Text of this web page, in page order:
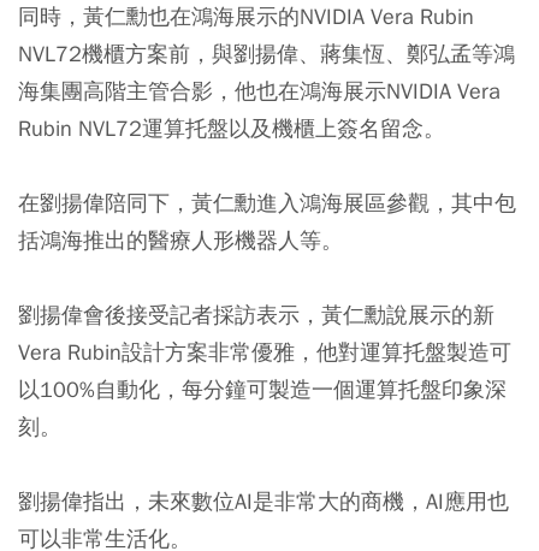
同時，黃仁勳也在鴻海展示的NVIDIA Vera Rubin
NVL72機櫃方案前，與劉揚偉、蔣集恆、鄭弘孟等鴻
海集團高階主管合影，他也在鴻海展示NVIDIA Vera
Rubin NVL72運算托盤以及機櫃上簽名留念。
在劉揚偉陪同下，黃仁勳進入鴻海展區參觀，其中包
括鴻海推出的醫療人形機器人等。
劉揚偉會後接受記者採訪表示，黃仁勳說展示的新
Vera Rubin設計方案非常優雅，他對運算托盤製造可
以100%自動化，每分鐘可製造一個運算托盤印象深
刻。
劉揚偉指出，未來數位AI是非常大的商機，AI應用也
可以非常生活化。